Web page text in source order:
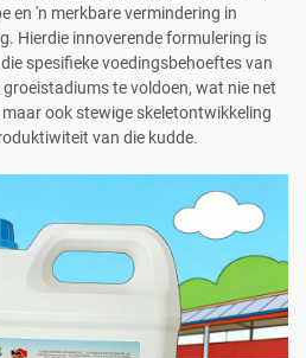
en 'n merkbare vermindering in
Hierdie innoverende formulering is
spesifieke voedingsbehoeftes van
te voldoen, wat nie net
ook stewige skeletontwikkeling
van die kudde.